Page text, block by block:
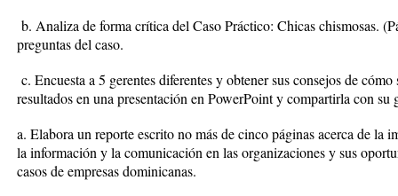
b. Analiza de forma crítica del Caso Práctico: Chicas chismosas.
preguntas del caso.
c. Encuesta a 5 gerentes diferentes y obtener sus consejos de
resultados en una presentación en PowerPoint y compartirla con su
a. Elabora un reporte escrito no más de cinco páginas acerca de la
la información y la comunicación en las organizaciones y sus
casos de empresas dominicanas.